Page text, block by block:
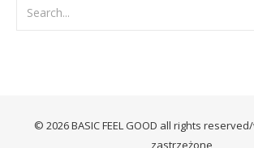
© 2026 BASIC FEEL GOOD all rights
zastrzeżone